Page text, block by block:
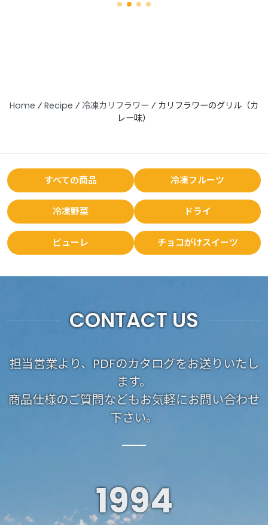
Home ⁄ Recipe ⁄ 冷凍カリフラワー ⁄ カリフラワーのグリル（カ
レー味）
すべての商品 冷凍フルーツ
冷凍野菜 ドライ
ピューレ チョコがけスイーツ
CONTACT US
担当営業より、PDFのカタログをお送りいたし
ます。
商品仕様のご質問などもお気軽にお問い合わせ
下さい。
1994